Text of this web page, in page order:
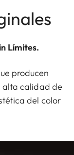
Límites.
producen
alta calidad de
del color